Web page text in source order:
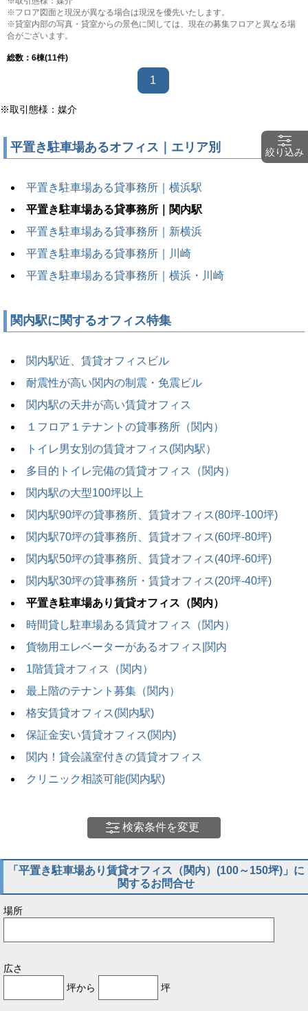
※フロア図面と現況が異なる場合は現況を優先いたします。
※貸室内部の写真・貸室からの景色に関しては、現在の募集フロアと異なる場
合がございます。
総数： 6棟(11件)
1
※取引態様：媒介
平置き駐車場あるオフィス｜エリア別
平置き駐車場ある貸事務所｜横浜駅
平置き駐車場ある貸事務所｜関内駅
平置き駐車場ある貸事務所｜新横浜
平置き駐車場ある貸事務所｜川崎
平置き駐車場ある貸事務所｜横浜・川崎
関内駅に関するオフィス特集
関内駅近、賃貸オフィスビル
耐震性が高い関内の制震・免震ビル
関内駅の天井が高い賃貸オフィス
１フロア１テナントの貸事務所（関内）
トイレ男女別の賃貸オフィス(関内駅）
多目的トイレ完備の賃貸オフィス（関内）
関内駅の大型100坪以上
関内駅90坪の貸事務所、賃貸オフィス(80坪-100坪)
関内駅70坪の貸事務所、賃貸オフィス(60坪-80坪)
関内駅50坪の貸事務所、賃貸オフィス(40坪-60坪)
関内駅30坪の貸事務所・賃貸オフィス(20坪-40坪)
平置き駐車場あり賃貸オフィス（関内）
時間貸し駐車場ある賃貸オフィス（関内）
貨物用エレベーターがあるオフィス|関内
1階賃貸オフィス（関内）
最上階のテナント募集（関内）
格安賃貸オフィス(関内駅)
保証金安い賃貸オフィス(関内)
関内！貸会議室付きの賃貸オフィス
クリニック相談可能(関内駅)
検索条件を変更
絞り込み
「平置き駐車場あり賃貸オフィス（関内）(100～150坪)」に
関するお問合せ
場所
広さ
坪から
坪